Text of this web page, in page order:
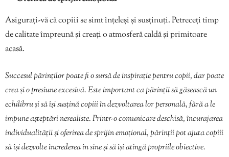
Asigurați-vă că copiii se simt înțeleși și susținuți. Petreceți timp
de calitate împreună și creați o atmosferă caldă și primitoare
acasă.
Succesul părinților poate fi o sursă de inspirație pentru copii, dar poate
crea și o presiune excesivă. Este important ca părinții să găsească un
echilibru și să își susțină copiii în dezvoltarea lor personală, fără a le
impune așteptări nerealiste. Printr-o comunicare deschisă, încurajarea
individualității și oferirea de sprijin emoțional, părinții pot ajuta copiii
să își dezvolte încrederea în sine și să își atingă propriile obiective.